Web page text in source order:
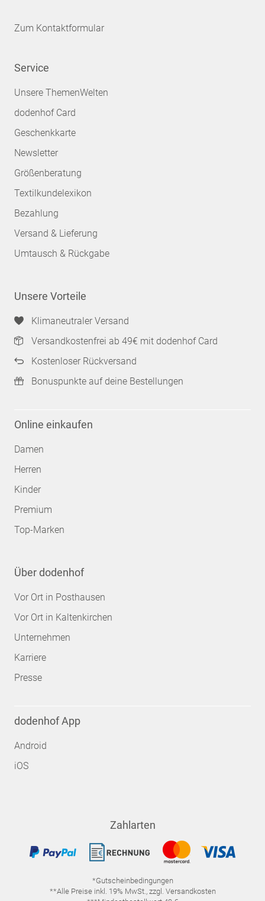
Zum Kontaktformular
Service
Unsere ThemenWelten
dodenhof Card
Geschenkkarte
Newsletter
Größenberatung
Textilkundelexikon
Bezahlung
Versand & Lieferung
Umtausch & Rückgabe
Unsere Vorteile
Klimaneutraler Versand
Versandkostenfrei ab 49€ mit dodenhof Card
Kostenloser Rückversand
Bonuspunkte auf deine Bestellungen
Online einkaufen
Damen
Herren
Kinder
Premium
Top-Marken
Über dodenhof
Vor Ort in Posthausen
Vor Ort in Kaltenkirchen
Unternehmen
Karriere
Presse
dodenhof App
Android
iOS
Zahlarten
*Gutscheinbedingungen
**Alle Preise inkl. 19% MwSt., zzgl. Versandkosten